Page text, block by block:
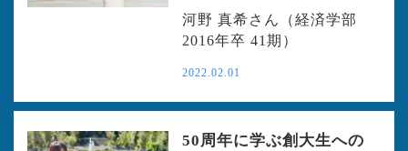
河野 真希さん（経済学部
2016年卒 41期）
2022.02.01
50周年に学ぶ創大生への